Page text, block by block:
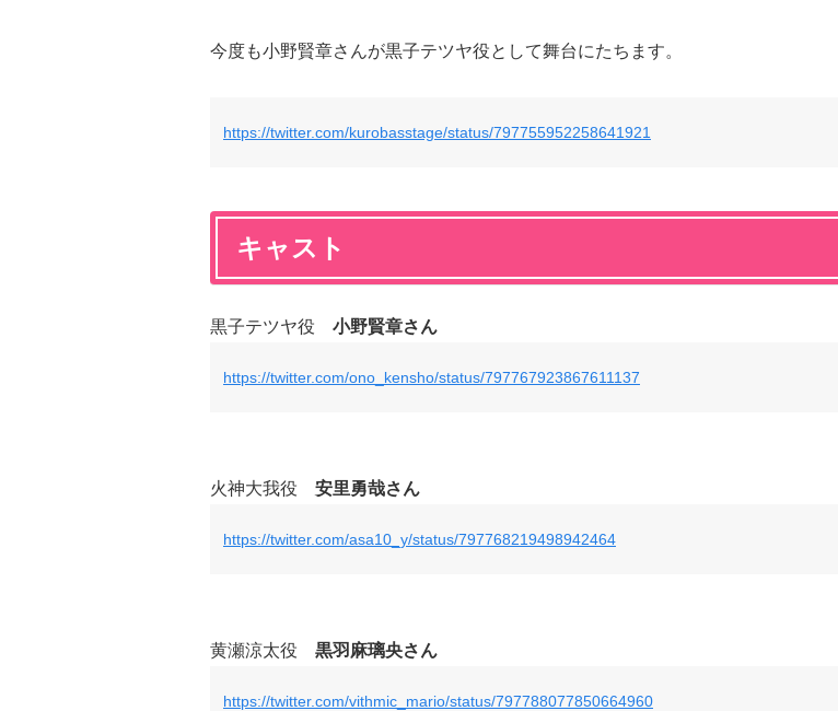
今度も小野賢章さんが黒子テツヤ役として舞台にたちます。
https://twitter.com/kurobasstage/status/797755952258641921
キャスト
黒子テツヤ役 小野賢章さん
https://twitter.com/ono_kensho/status/797767923867611137
火神大我役 安里勇哉さん
https://twitter.com/asa10_y/status/797768219498942464
黄瀬涼太役 黒羽麻璃央さん
https://twitter.com/vithmic_mario/status/797788077850664960